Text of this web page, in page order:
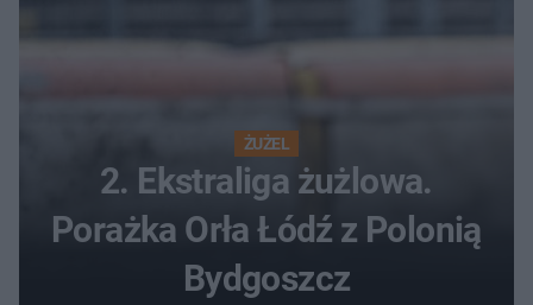
ŻUŻEL
2. Ekstraliga żużlowa.
Porażka Orła Łódź z Polonią
Bydgoszcz